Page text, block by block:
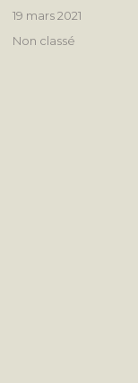
Publié
19 mars 2021
Catégories
Non classé